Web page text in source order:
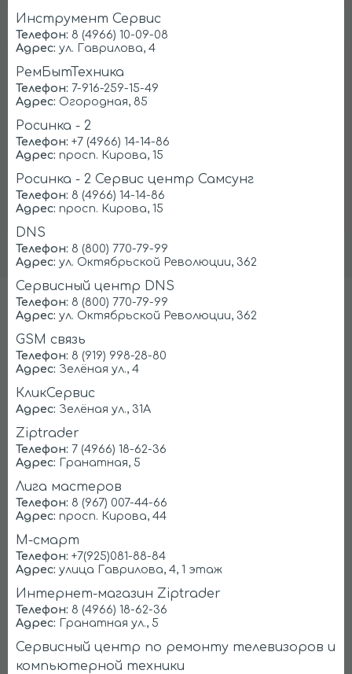
Ищем партнеров в Коломне
Предоставляем
Регистрация
Ремонтируем любые марки
холодильников
Liebherr
LG
Инструмент Сервис
Телефон: 8 (4966) 10-09-08
Адрес: ул. Гаврилова, 4
РемБытТехника
Телефон: 7-916-259-15-49
Адрес: Огородная, 85
Росинка - 2
Телефон: +7 (4966) 14-14-86
Адрес: просп. Кирова, 15
Росинка - 2 Сервис центр Самсунг
Телефон: 8 (4966) 14-14-86
Адрес: просп. Кирова, 15
DNS
Телефон: 8 (800) 770-79-99
Адрес: ул. Октябрьской Революции, 362
Сервисный центр DNS
Телефон: 8 (800) 770-79-99
Адрес: ул. Октябрьской Революции, 362
GSM связь
Телефон: 8 (919) 998-28-80
Адрес: Зелёная ул., 4
КликСервис
Адрес: Зелёная ул., 31А
Ziptrader
Телефон: 7 (4966) 18-62-36
Адрес: Гранатная, 5
Лига мастеров
Телефон: 8 (967) 007-44-66
Адрес: просп. Кирова, 44
М-смарт
Телефон: +7(925)081-88-84
Адрес: улица Гаврилова, 4, 1 этаж
Интернет-магазин Ziptrader
Телефон: 8 (4966) 18-62-36
Адрес: Гранатная ул., 5
Сервисный центр по ремонту телевизоров и
компьютерной техники